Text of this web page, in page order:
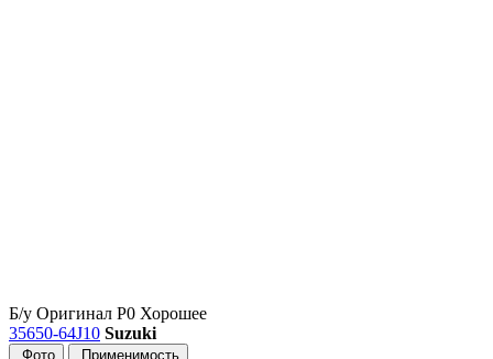
Б/у Оригинал Р0 Хорошее
35650-64J10 Suzuki
Фото Применимость